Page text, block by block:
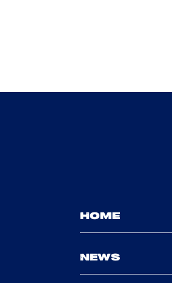
HOME
NEWS